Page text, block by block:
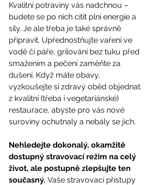
Kvalitní potraviny vás nadchnou –
budete se po nich cítit plni energie a
síly. Je ale třeba je také správně
připravit. Upřednostňujte vaření ve
vodě či páře, grilování bez tuku před
smažením a pečení zaměňte za
dušení. Když máte obavy,
vyzkoušejte si zdravý oběd objednat
z kvalitní (třeba i vegetariánské)
restaurace, abyste pro vás nové
suroviny ochutnaly a nebály se jich.
Nehledejte dokonalý, okamžitě
dostupný stravovací režim na celý
život, ale postupně zlepšujte ten
současný. Vaše stravovací přístupy